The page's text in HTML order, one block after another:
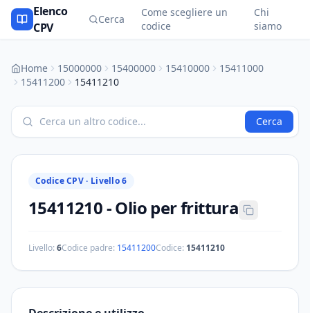
Elenco
CPV
Cerca
Come scegliere un
codice
Chi
siamo
Home 15000000 15400000 15410000
15411000
15411200
15411210
Cerca
Codice CPV · Livello 6
15411210-Olio per frittura
Livello:6Codice padre: 15411200Codice: 15411210